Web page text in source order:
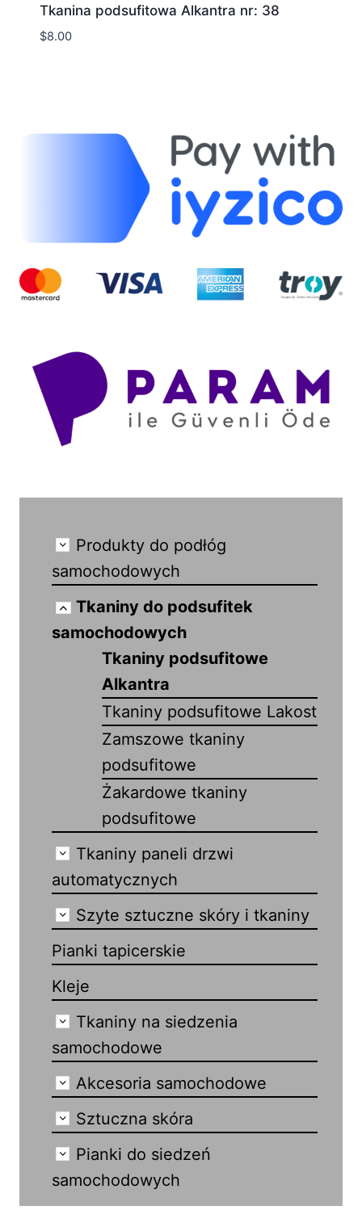
Tkanina podsufitowa Alkantra nr: 38
$8.00
Produkty do podłóg
samochodowych
Tkaniny do podsufitek
samochodowych
Tkaniny podsufitowe
Alkantra
Tkaniny podsufitowe Lakost
Zamszowe tkaniny
podsufitowe
Żakardowe tkaniny
podsufitowe
Tkaniny paneli drzwi
automatycznych
Szyte sztuczne skóry i tkaniny
Pianki tapicerskie
Kleje
Tkaniny na siedzenia
samochodowe
Akcesoria samochodowe
Sztuczna skóra
Pianki do siedzeń
samochodowych